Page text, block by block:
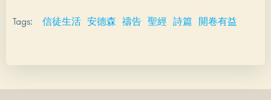
Tags: 信徒生活 安德森 禱告 聖經 詩篇 開卷有益